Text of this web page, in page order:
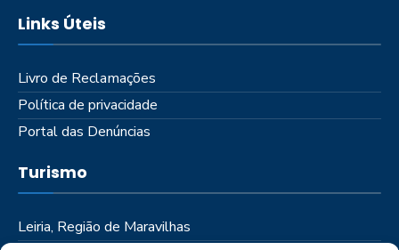
Links Úteis
Livro de Reclamações
Política de privacidade
Portal das Denúncias
Turismo
Leiria, Região de Maravilhas